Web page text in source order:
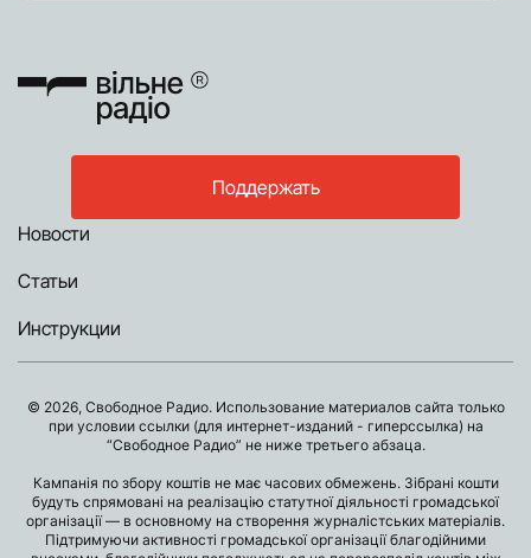
Поддержать
Новости
Статьи
Инструкции
© 2026, Свободное Радио. Использование материалов сайта только
при условии ссылки (для интернет-изданий - гиперссылка) на
“Свободное Радио” не ниже третьего абзаца.
Кампанія по збору коштів не має часових обмежень. Зібрані кошти
будуть спрямовані на реалізацію статутної діяльності громадської
організації — в основному на створення журналістських матеріалів.
Підтримуючи активності громадської організації благодійними